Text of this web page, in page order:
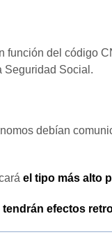
función del código
Seguridad Social.
debían
el tipo más alto
tendrán efectos